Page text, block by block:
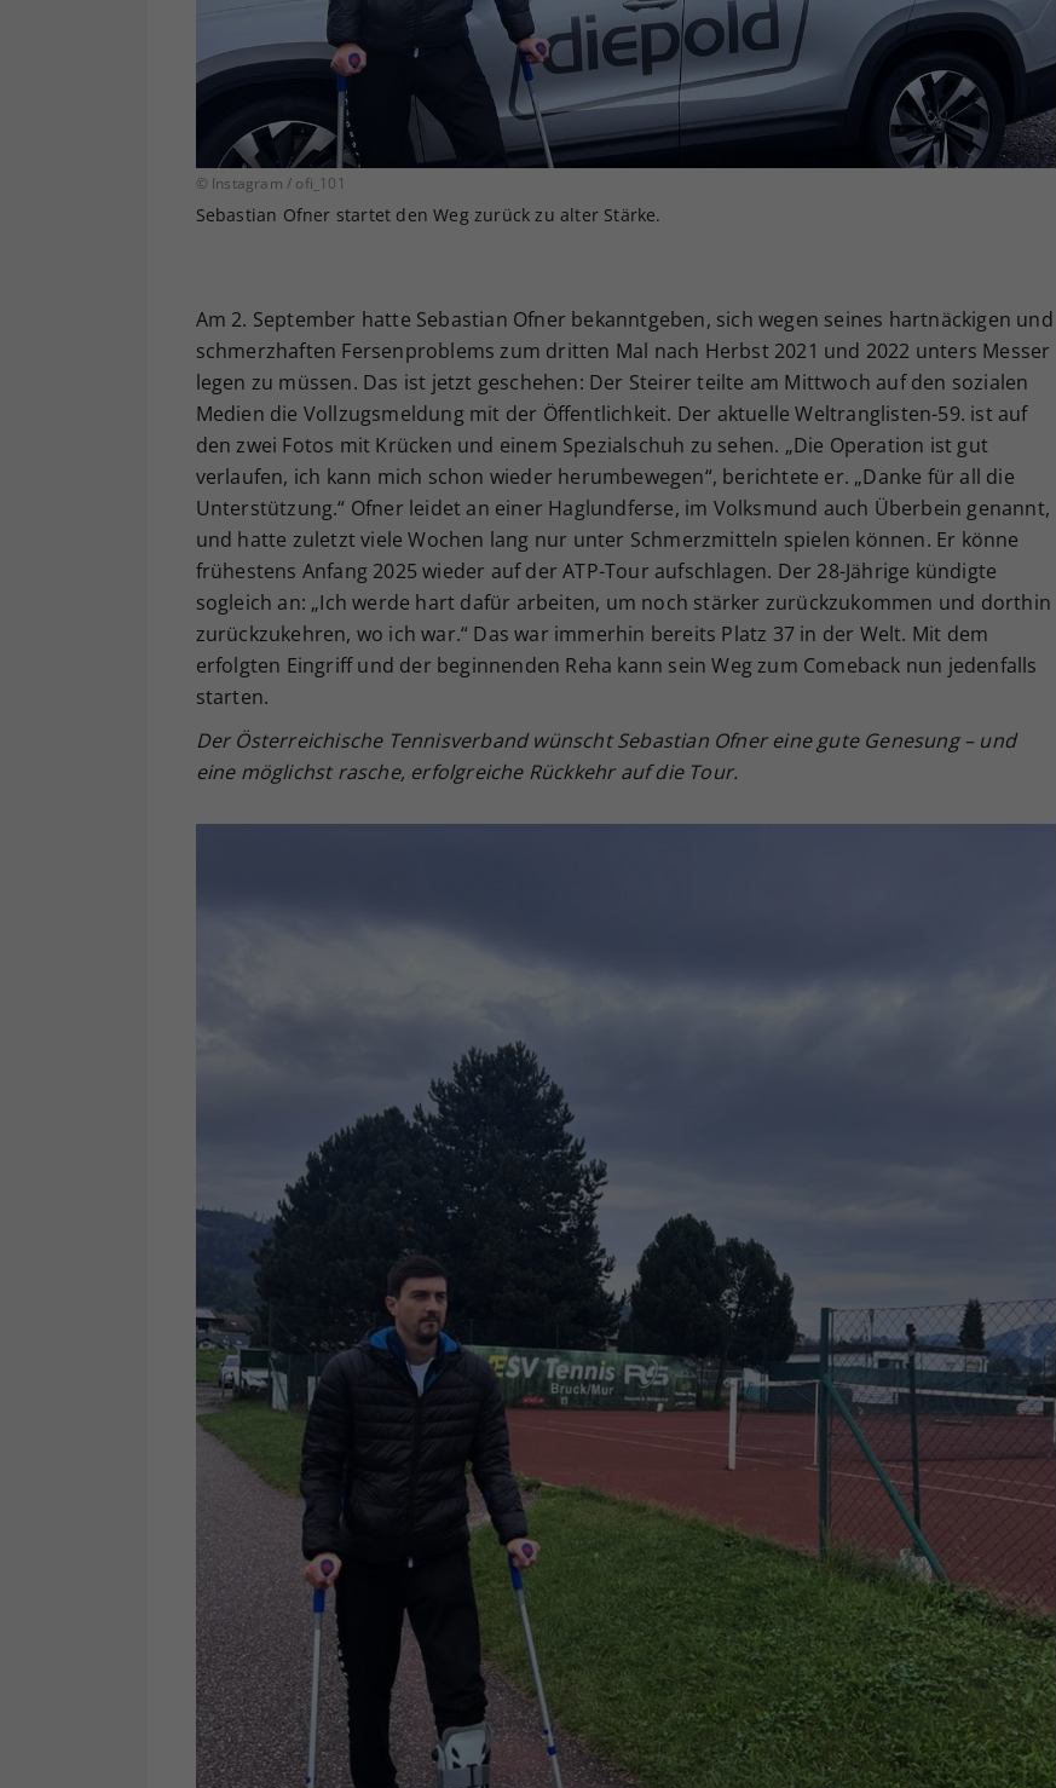
© Instagram / ofi_101
Sebastian Ofner startet den Weg zurück zu alter Stärke.
Am 2. September hatte Sebastian Ofner bekanntgeben, sich wegen seines hartnäckigen und
schmerzhaften Fersenproblems zum dritten Mal nach Herbst 2021 und 2022 unters Messer
legen zu müssen. Das ist jetzt geschehen: Der Steirer teilte am Mittwoch auf den sozialen
Medien die Vollzugsmeldung mit der Öffentlichkeit. Der aktuelle Weltranglisten-59. ist auf
den zwei Fotos mit Krücken und einem Spezialschuh zu sehen. „Die Operation ist gut
verlaufen, ich kann mich schon wieder herumbewegen“, berichtete er. „Danke für all die
Unterstützung.“ Ofner leidet an einer Haglundferse, im Volksmund auch Überbein genannt,
und hatte zuletzt viele Wochen lang nur unter Schmerzmitteln spielen können. Er könne
frühestens Anfang 2025 wieder auf der ATP-Tour aufschlagen. Der 28-Jährige kündigte
sogleich an: „Ich werde hart dafür arbeiten, um noch stärker zurückzukommen und dorthin
zurückzukehren, wo ich war.“ Das war immerhin bereits Platz 37 in der Welt. Mit dem
erfolgten Eingriff und der beginnenden Reha kann sein Weg zum Comeback nun jedenfalls
starten.
Der Österreichische Tennisverband wünscht Sebastian Ofner eine gute Genesung – und
eine möglichst rasche, erfolgreiche Rückkehr auf die Tour.
Ihrer vorgenommen Einstellungen, falls der
Webseiten-Betreiber dies eingestellt hat.